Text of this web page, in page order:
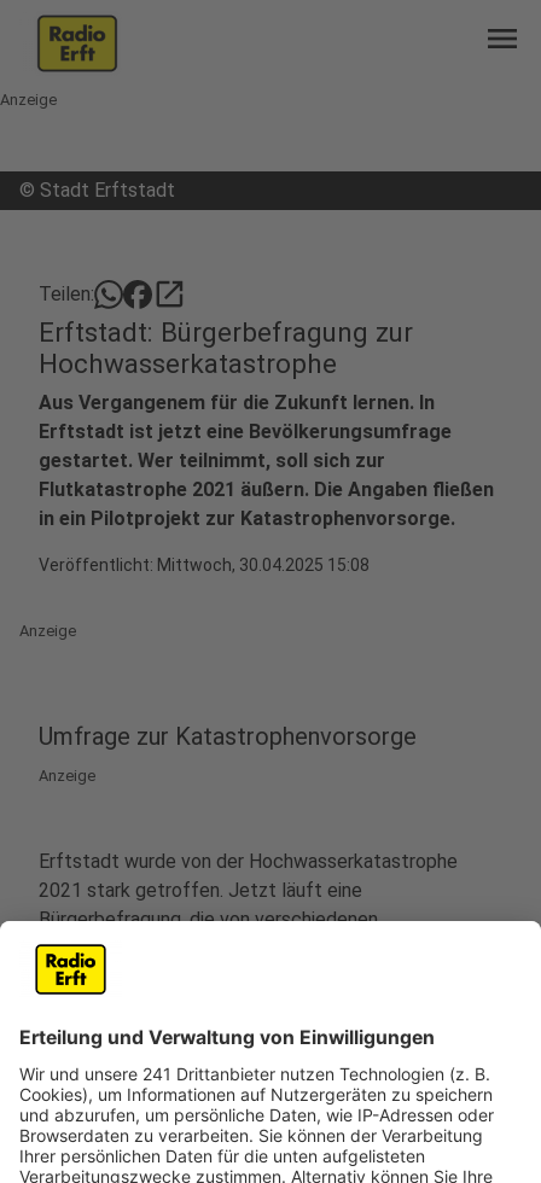
menu
Anzeige
© Stadt Erftstadt
Teilen: open_in_new
Erftstadt: Bürgerbefragung zur
Hochwasserkatastrophe
Aus Vergangenem für die Zukunft lernen. In
Erftstadt ist jetzt eine Bevölkerungsumfrage
gestartet. Wer teilnimmt, soll sich zur
Flutkatastrophe 2021 äußern. Die Angaben fließen
in ein Pilotprojekt zur Katastrophenvorsorge.
Veröffentlicht: Mittwoch, 30.04.2025 15:08
Anzeige
Umfrage zur Katastrophenvorsorge
Anzeige
Erftstadt wurde von der Hochwasserkatastrophe
2021 stark getroffen. Jetzt läuft eine
Bürgerbefragung, die von verschiedenen
Organisationen, darunter dem Arbeiter-Samariter-Bund,
durchgeführt wird.
Die Umfrage richtet sich an Einwohner von Erftstadt
und erfragt, wie sie von der Flut betroffen waren, ob
sie Hilfe in Anspruch genommen haben und ob sie sich
mittlerweile im Katastrophenschutz engagieren. Die
Ergebnisse sollen Aufschluss darüber geben, wie
Menschen Krisen und Rückschläge überwinden und